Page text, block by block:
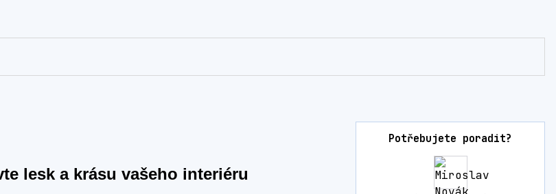
lesk a krásu vašeho interiéru
Potřebujete poradit?